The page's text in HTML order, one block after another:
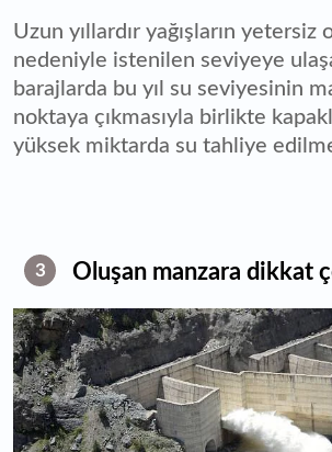
Uzun yıllardır yağışların yetersiz
nedeniyle istenilen seviyeye
barajlarda bu yıl su seviyesinin
noktaya çıkmasıyla birlikte
yüksek miktarda su tahliye
3 Oluşan manzara dikkat